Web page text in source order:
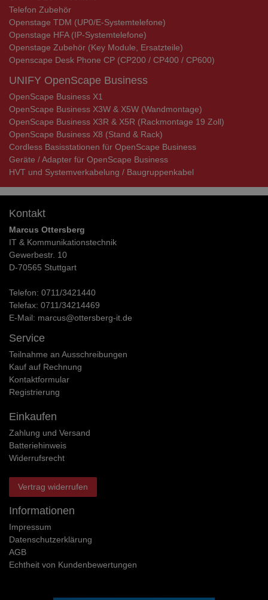
Telefon Zubehör
Openstage TDM (UP0/E-Systemtelefone)
Openstage HFA (IP-Systemtelefone)
Openstage Zubehör (Key Module, Ersatzteile)
Openscape Desk Phone CP (CP200 / CP400 / CP600)
UNIFY OpenScape Business
OpenScape Business X1
OpenScape Business X3W & X5W (Wandmontage)
OpenScape Business X3R & X5R (Rackmontage 19 Zoll)
OpenScape Business X8 (Stand & Rack)
Cordless Basisstationen für OpenScape Business
Geräte / Adapter für OpenScape Business
HVT und Systemverkabelung / Baugruppenkabel
Kontakt
Marcus Ottersberg
IT & Kommunikationstechnik
Gewerbestr. 10
D-70565 Stuttgart
Telefon: 0711/3421440
Telefax: 0711/34214469
E-Mail: marcus@ottersberg-it.de
Service
Teilnahme an Ausschreibungen
Kauf auf Rechnung
Kontaktformular
Registrierung
Einkaufen
Zahlung und Versand
Batteriehinweis
Widerrufs­recht
Vertrag widerrufen
Informationen
Impressum
Daten­schutz­erklärung
AGB
Echtheit von Kundenbewertungen